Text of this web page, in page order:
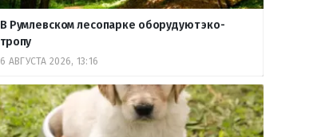
В Румлевском лесопарке оборудуют эко-
тропу
6 АВГУСТА 2026, 13:16